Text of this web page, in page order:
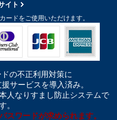
イト
ードをご使用いただけます。
の不正利用対策に
サービスを導入済み。
人なりすまし防止システムで
。
スワードが求められます。